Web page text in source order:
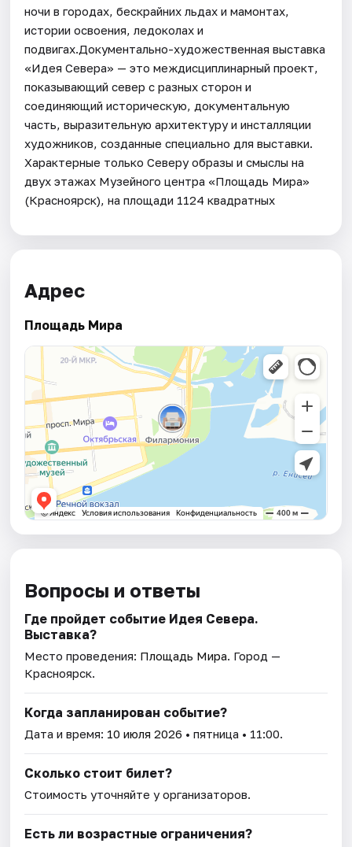
ночи в городах, бескрайних льдах и мамонтах,
истории освоения, ледоколах и
подвигах.Документально-художественная выставка
«Идея Севера» — это междисциплинарный проект,
показывающий север с разных сторон и
соединяющий историческую, документальную
часть, выразительную архитектуру и инсталляции
художников, созданные специально для выставки.
Характерные только Северу образы и смыслы на
двух этажах Музейного центра «Площадь Мира»
(Красноярск), на площади 1124 квадратных
Адрес
Площадь Мира
Вопросы и ответы
Где пройдет событие Идея Севера.
Выставка?
Место проведения: Площадь Мира. Город —
Красноярск.
Когда запланирован событие?
Дата и время: 10 июля 2026 • пятница • 11:00.
Сколько стоит билет?
Стоимость уточняйте у организаторов.
Есть ли возрастные ограничения?